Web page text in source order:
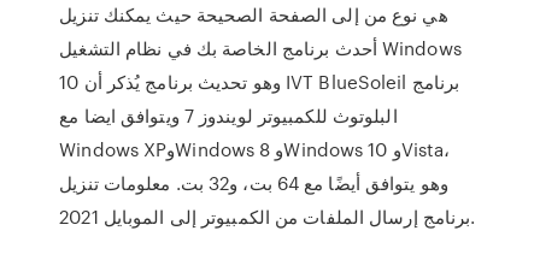
هي نوع من إلى الصفحة الصحيحة حيث يمكنك تنزيل
أحدث برنامج الخاصة بك في نظام التشغيل Windows
10 وهو تحديث برنامج يُذكر أن IVT BlueSoleil برنامج
البلوتوث للكمبيوتر لويندوز 7 ويتوافق ايضا مع
Windows XPوWindows 8 وWindows 10 وVista،
وهو يتوافق أيضًا مع 64 بت، و32 بت. معلومات تنزيل
برنامج إرسال الملفات من الكمبيوتر إلى الموبايل 2021.